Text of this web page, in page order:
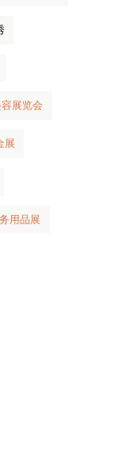
展览会
展
用品展